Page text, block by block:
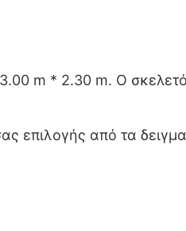
m * 2.30 m. Ο
επιλογής από τα